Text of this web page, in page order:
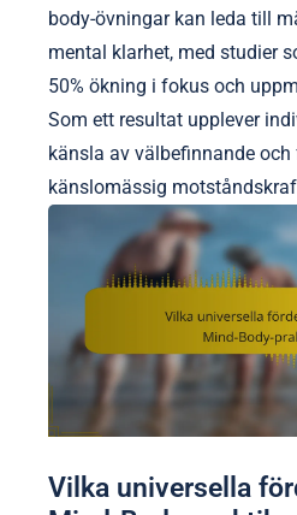
body-övningar kan leda till
mental klarhet, med studier
50% ökning i fokus och
Som ett resultat upplever
känsla av välbefinnande
känslomässig
Vilka universella